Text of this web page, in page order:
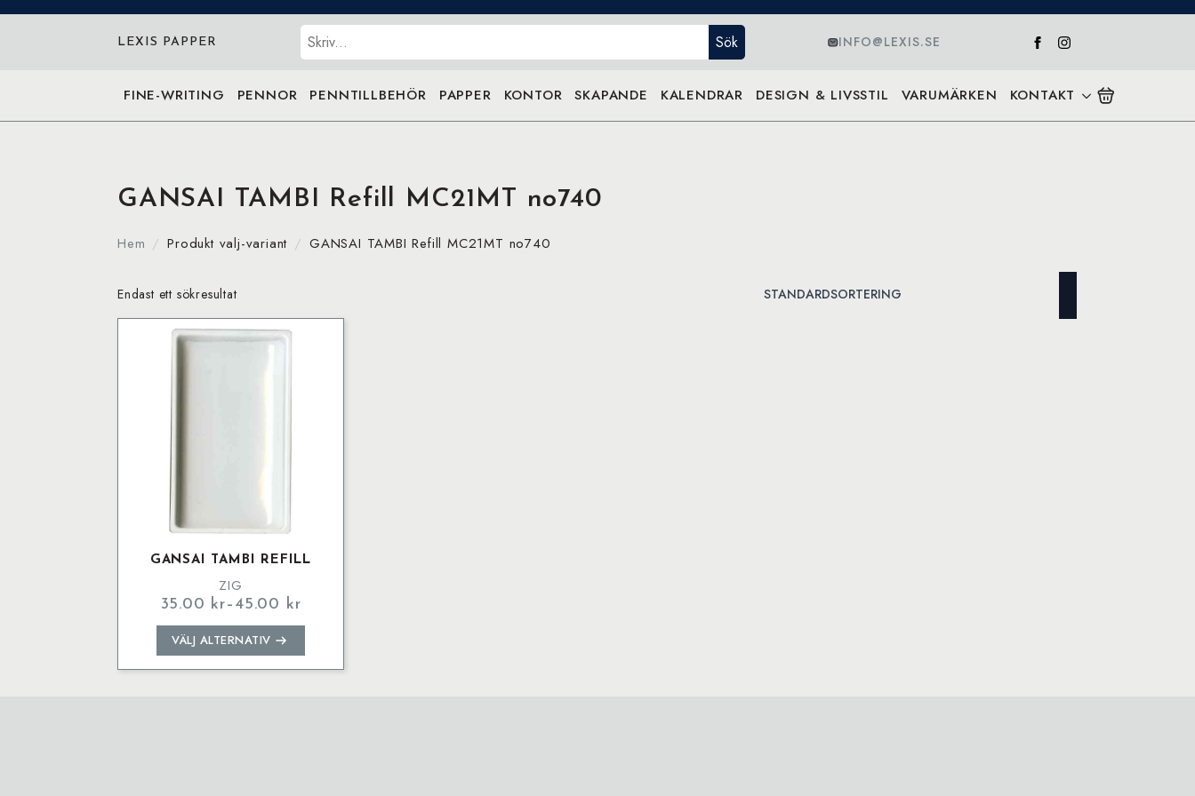
LEXIS PAPPER Sök Sök INFO@LEXIS.SE
FINE-WRITING PENNOR PENNTILLBEHÖR PAPPER KONTOR SKAPANDE KALENDRAR DESIGN & LIVSSTIL VARUMÄRKEN KONTAKT
GANSAI TAMBI Refill MC21MT no740
Hem Produkt valj-variant GANSAI TAMBI Refill MC21MT no740
Endast ett sökresultat
GANSAI TAMBI REFILL
ZIG
35.00 kr– 45.00 kr
Prisintervall:
35.00 kr
till
45.00 kr
VÄLJ ALTERNATIV
Den
här
produkten